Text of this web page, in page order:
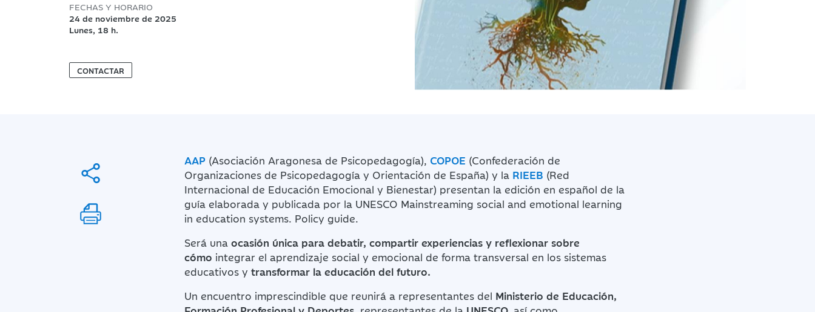
FECHAS Y HORARIO
24 de noviembre de 2025
Lunes, 18 h.
CONTACTAR
AAP (Asociación Aragonesa de Psicopedagogía), COPOE (Confederación de
Organizaciones de Psicopedagogía y Orientación de España) y la RIEEB (Red
Internacional de Educación Emocional y Bienestar) presentan la edición en español de la
guía elaborada y publicada por la UNESCO Mainstreaming social and emotional learning
in education systems. Policy guide.
Será una ocasión única para debatir, compartir experiencias y reflexionar sobre
cómo integrar el aprendizaje social y emocional de forma transversal en los sistemas
educativos y transformar la educación del futuro.
Un encuentro imprescindible que reunirá a representantes del Ministerio de Educación,